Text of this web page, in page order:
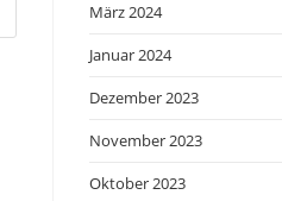
März 2024
Januar 2024
Dezember 2023
November 2023
Oktober 2023